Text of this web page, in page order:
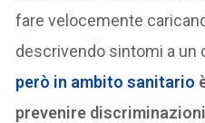
fare velocemente
descrivendo sintomi a un
però in ambito sanitario
prevenire